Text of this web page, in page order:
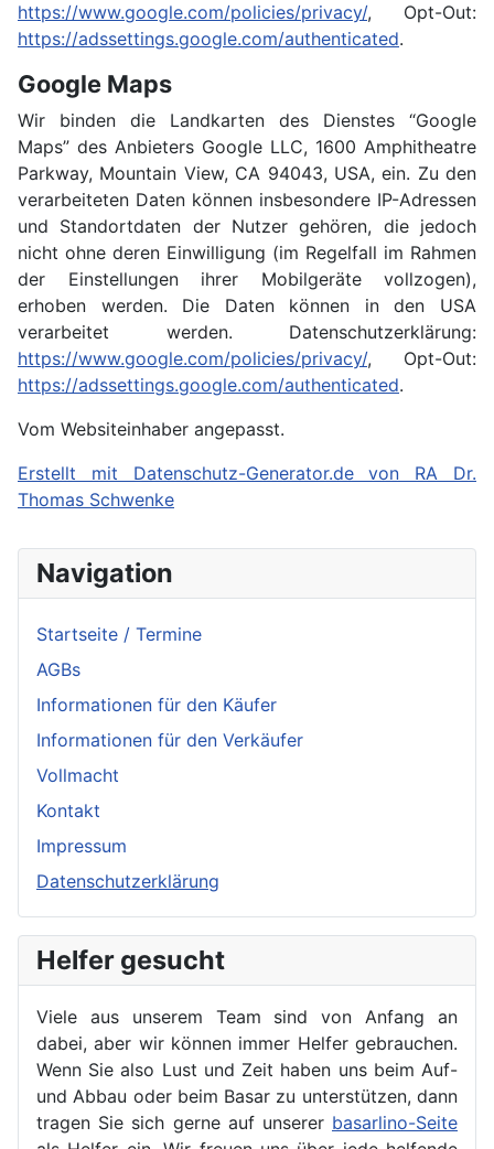
Navigation
Startseite / Termine
AGBs
Informationen für den Käufer
Informationen für den Verkäufer
Vollmacht
Kontakt
Impressum
Datenschutzerklärung
Helfer gesucht
Viele aus unserem Team sind von Anfang an
dabei, aber wir können immer Helfer gebrauchen.
Wenn Sie also Lust und Zeit haben uns beim Auf-
und Abbau oder beim Basar zu unterstützen, dann
tragen Sie sich gerne auf unserer basarlino-Seite
https://www.google.com/policies/privacy/, Opt-Out:
https://adssettings.google.com/authenticated.
Google Maps
Wir binden die Landkarten des Dienstes “Google
Maps” des Anbieters Google LLC, 1600 Amphitheatre
Parkway, Mountain View, CA 94043, USA, ein. Zu den
verarbeiteten Daten können insbesondere IP-Adressen
und Standortdaten der Nutzer gehören, die jedoch
nicht ohne deren Einwilligung (im Regelfall im Rahmen
der Einstellungen ihrer Mobilgeräte vollzogen),
erhoben werden. Die Daten können in den USA
verarbeitet werden. Datenschutzerklärung:
https://www.google.com/policies/privacy/, Opt-Out:
https://adssettings.google.com/authenticated.
Vom Websiteinhaber angepasst.
Erstellt mit Datenschutz-Generator.de von RA Dr.
Thomas Schwenke